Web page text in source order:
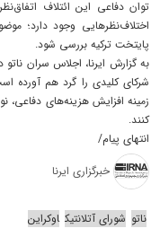
توان دفاعی این ائتلاف
اختلاف‌نظرهایی وجود دارد؛
پایتخت ترکیه بررسی شود.
شرکای کلیدی را گرد هم آورده
زمینه افزایش هزینه‌های دفاعی،
کنند.
انتهای پیام/
خبرگزاری ایرنا
ناتو شورای آتلانتیک اوکراین